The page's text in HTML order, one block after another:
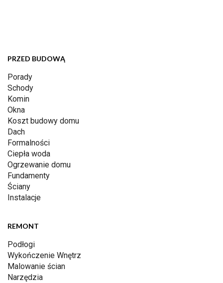
PRZED BUDOWĄ
Porady
Schody
Komin
Okna
Koszt budowy domu
Dach
Formalności
Ciepła woda
Ogrzewanie domu
Fundamenty
Ściany
Instalacje
REMONT
Podłogi
Wykończenie Wnętrz
Malowanie ścian
Narzędzia